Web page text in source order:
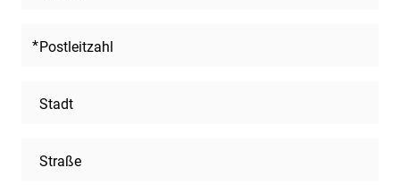
Postleitzahl
Stadt
Straße